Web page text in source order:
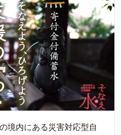
境内にある災害対応型自